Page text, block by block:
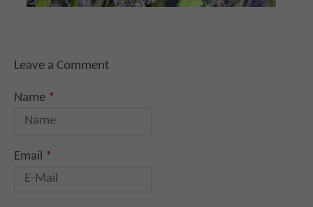
Leave a Comment
Name *
Email *